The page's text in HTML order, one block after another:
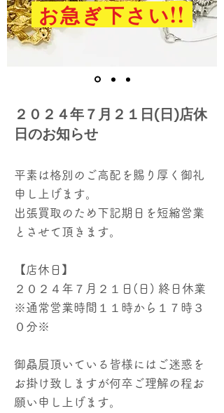
お急ぎ下さい!!
２０２４年７月２１日(日)店休
日のお知らせ
平素は格別のご高配を賜り厚く御礼
申し上げます。
出張買取のため下記期日を短縮営業
とさせて頂きます。
【店休日】
２０２４年７月２１日(日) 終日休業
※通常営業時間１１時から１７時３
０分※
御贔屓頂いている皆様にはご迷惑を
お掛け致しますが何卒ご理解の程お
願い申し上げます。